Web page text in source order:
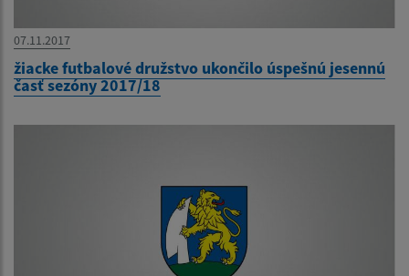
07.11.2017
žiacke futbalové družstvo ukončilo úspešnú jesennú
časť sezóny 2017/18